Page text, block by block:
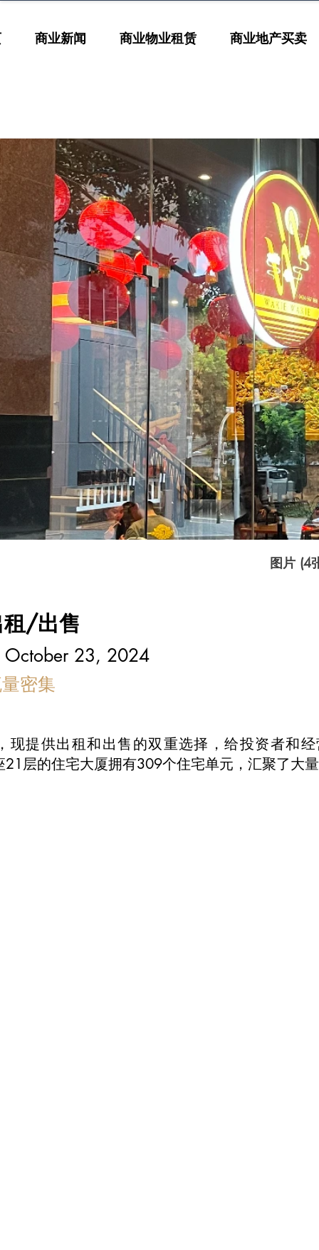
商业新闻 商业物业租赁 商业地产买卖
图片 (4
租/出售
October 23, 2024
密集
现提供出租和出售的双重选择，给投资者和
21层的住宅大厦拥有309个住宅单元，汇聚了大